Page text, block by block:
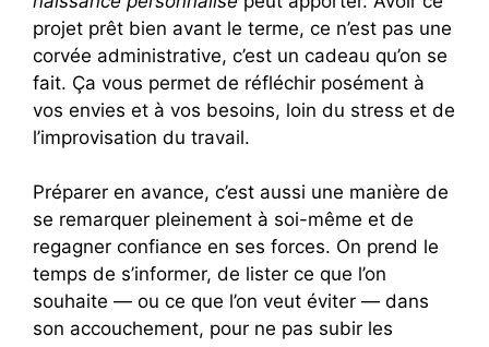
projet prêt bien avant le terme, ce n’est pas une
corvée administrative, c’est un cadeau qu’on se
fait. Ça vous permet de réfléchir posément à
vos envies et à vos besoins, loin du stress et de
l’improvisation du travail.
Préparer en avance, c’est aussi une manière de
se remarquer pleinement à soi-même et de
regagner confiance en ses forces. On prend le
temps de s’informer, de lister ce que l’on
souhaite — ou ce que l’on veut éviter — dans
son accouchement, pour ne pas subir les